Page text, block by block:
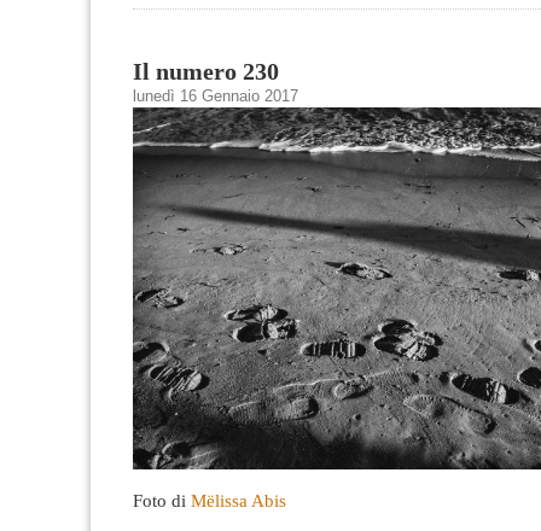
Il numero 230
lunedì 16 Gennaio 2017
Foto di Mëlissa Abis